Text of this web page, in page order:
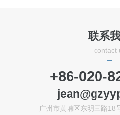
联系
contact
+86-020-
广州市黄埔区东明三路18